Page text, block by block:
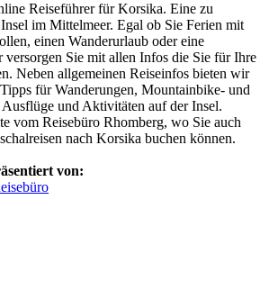
Reiseführer für Korsika. Eine zu
im Mittelmeer. Egal ob Sie Ferien mit
einen Wanderurlaub oder eine
versorgen Sie mit allen Infos die Sie für Ihre
Neben allgemeinen Reiseinfos bieten wir
für Wanderungen, Mountainbike- und
und Aktivitäten auf der Insel.
vom Reisebüro Rhomberg, wo Sie auch
nach Korsika buchen können.
von: